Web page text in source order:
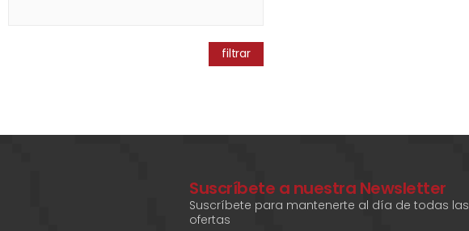
filtrar
Suscríbete a nuestra Newsletter
Suscríbete para mantenerte al día de todas las
ofertas